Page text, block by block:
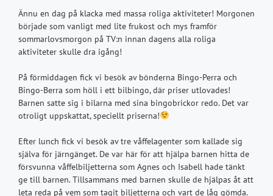
Ännu en dag på klacka med massa roliga aktiviteter! Morgonen
började som vanligt med lite frukost och mys framför
sommarlovsmorgon på TV:n innan dagens alla roliga
aktiviteter skulle dra igång!
På förmiddagen fick vi besök av bönderna Bingo-Perra och
Bingo-Berra som höll i ett bilbingo, där priser utlovades!
Barnen satte sig i bilarna med sina bingobrickor redo. Det var
otroligt uppskattat, speciellt priserna!
Efter lunch fick vi besök av tre våffelagenter som kallade sig
själva för järngänget. De var här för att hjälpa barnen hitta de
försvunna våffelbiljetterna som Agnes och Isabell hade tänkt
ge till barnen. Tillsammans med barnen skulle de hjälpas åt att
leta reda på vem som tagit biljetterna och vart de låg gömda.